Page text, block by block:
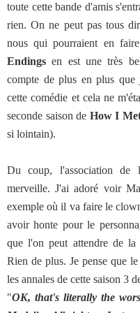
toute cette bande d'amis
rien. On ne peut pas tous
nous qui pourraient en
Endings en est une très
compte de plus en plus
cette comédie et cela ne
seconde saison de How I
si lointain).
Du coup, l'association
merveille. J'ai adoré voir
exemple où il va faire le
avoir honte pour le
que l'on peut attendre de la
Rien de plus. Je pense que
les annales de cette saison 3
"OK, that's literally the